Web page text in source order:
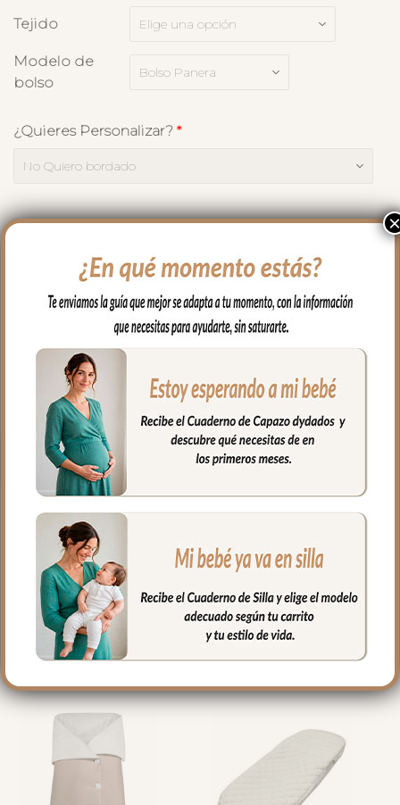
Tejido
Modelo de
bolso
¿Quieres Personalizar? *
Medidas Cualidades
Envíos y Devoluciones
PRODUCTOS
RELACIONADOS
×